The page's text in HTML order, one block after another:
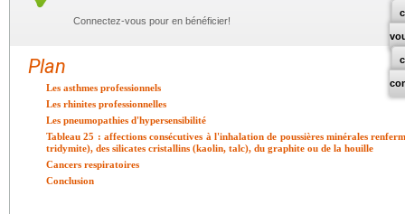
Connectez-vous pour en bénéficier!
Plan
Les asthmes professionnels
Les rhinites professionnelles
Les pneumopathies d'hypersensibilité
Tableau 25 : affections consécutives à l'inhalation de poussières minérales
tridymite), des silicates cristallins (kaolin, talc), du graphite ou de la houille
Cancers respiratoires
Conclusion